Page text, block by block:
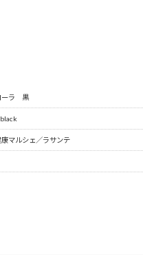
ーラ 黒
マルシェ／ラサンテ